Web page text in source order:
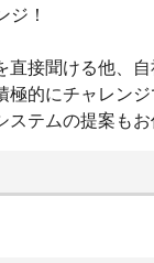
！
接聞ける他、
的にチャレンジ
テムの提案もお